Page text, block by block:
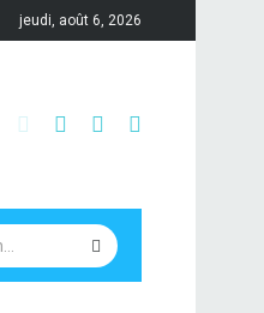
jeudi, août 6, 2026